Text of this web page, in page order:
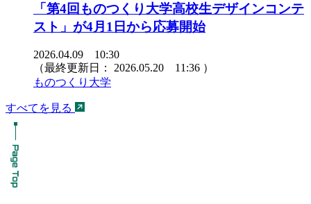
「第4回ものつくり大学高校生デザインコンテ
スト」が4月1日から応募開始
2026.04.09 10:30
（最終更新日： 2026.05.20 11:36 ）
ものつくり大学
すべてを見る